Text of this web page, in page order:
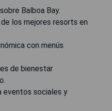
Balboa Bay.
los mejores resorts en
con menús
de bienestar
eventos sociales y